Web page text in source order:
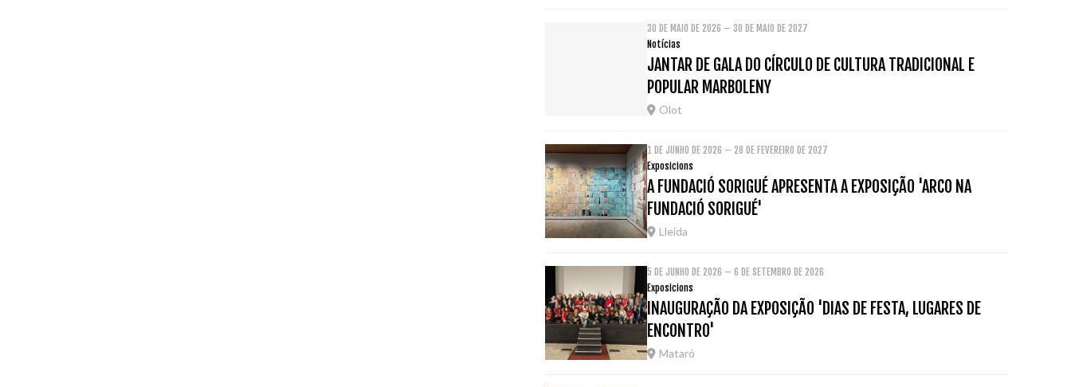
30 DE MAIO DE 2026 – 30 DE MAIO DE 2027
Notícias
JANTAR DE GALA DO CÍRCULO DE CULTURA TRADICIONAL E
POPULAR MARBOLENY
Olot
1 DE JUNHO DE 2026 – 28 DE FEVEREIRO DE 2027
Exposicions
A FUNDACIÓ SORIGUÉ APRESENTA A EXPOSIÇÃO 'ARCO NA
FUNDACIÓ SORIGUÉ'
Lleida
5 DE JUNHO DE 2026 – 6 DE SETEMBRO DE 2026
Exposicions
INAUGURAÇÃO DA EXPOSIÇÃO 'DIAS DE FESTA, LUGARES DE
ENCONTRO'
Mataró